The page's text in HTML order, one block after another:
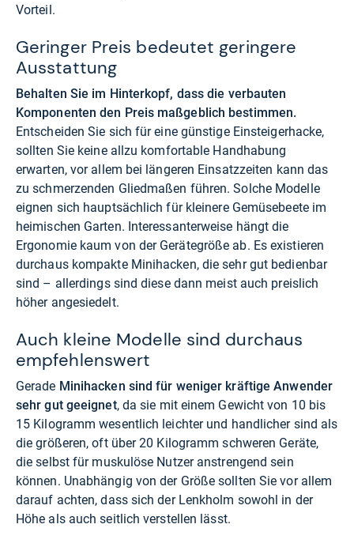
Vorteil.
Geringer Preis bedeutet geringere
Ausstattung
Behalten Sie im Hinterkopf, dass die verbauten
Komponenten den Preis maßgeblich bestimmen.
Entscheiden Sie sich für eine günstige Einsteigerhacke,
sollten Sie keine allzu komfortable Handhabung
erwarten, vor allem bei längeren Einsatzzeiten kann das
zu schmerzenden Gliedmaßen führen. Solche Modelle
eignen sich hauptsächlich für kleinere Gemüsebeete im
heimischen Garten. Interessanterweise hängt die
Ergonomie kaum von der Gerätegröße ab. Es existieren
durchaus kompakte Minihacken, die sehr gut bedienbar
sind – allerdings sind diese dann meist auch preislich
höher angesiedelt.
Auch kleine Modelle sind durchaus
empfehlenswert
Gerade Minihacken sind für weniger kräftige Anwender
sehr gut geeignet, da sie mit einem Gewicht von 10 bis
15 Kilogramm wesentlich leichter und handlicher sind als
die größeren, oft über 20 Kilogramm schweren Geräte,
die selbst für muskulöse Nutzer anstrengend sein
können. Unabhängig von der Größe sollten Sie vor allem
darauf achten, dass sich der Lenkholm sowohl in der
Höhe als auch seitlich verstellen lässt.